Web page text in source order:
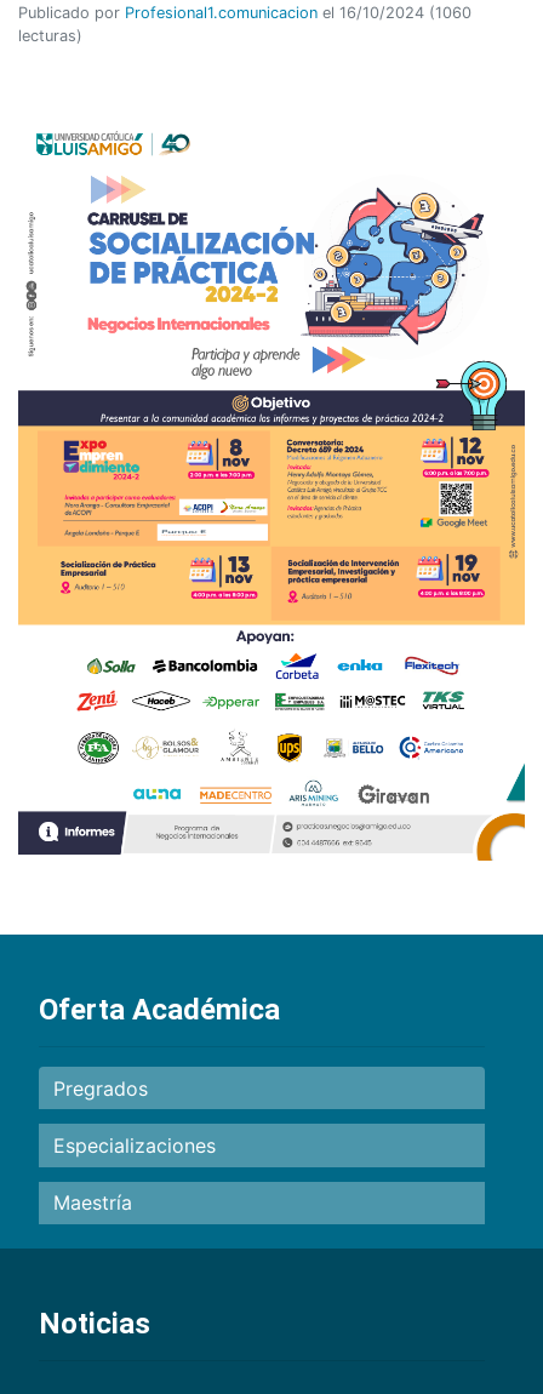
Publicado por Profesional1.comunicacion el 16/10/2024 (1060
lecturas)
Oferta Académica
Pregrados
Especializaciones
Maestría
Noticias